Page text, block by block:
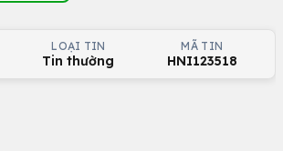
LOẠI TIN
Tin thường
MÃ TIN
HNI123518